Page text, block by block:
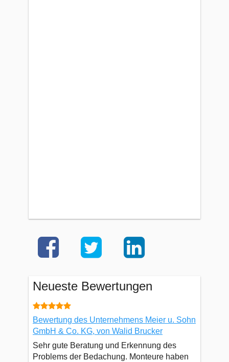
Neueste Bewertungen
Bewertung des Unternehmens Meier u. Sohn
GmbH & Co. KG, von Walid Brucker
Sehr gute Beratung und Erkennung des
Problems der Bedachung. Monteure haben